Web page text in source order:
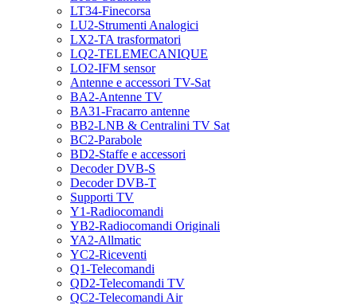
LT34-Finecorsa
LU2-Strumenti Analogici
LX2-TA trasformatori
LQ2-TELEMECANIQUE
LO2-IFM sensor
Antenne e accessori TV-Sat
BA2-Antenne TV
BA31-Fracarro antenne
BB2-LNB & Centralini TV Sat
BC2-Parabole
BD2-Staffe e accessori
Decoder DVB-S
Decoder DVB-T
Supporti TV
Y1-Radiocomandi
YB2-Radiocomandi Originali
YA2-Allmatic
YC2-Riceventi
Q1-Telecomandi
QD2-Telecomandi TV
QC2-Telecomandi Air